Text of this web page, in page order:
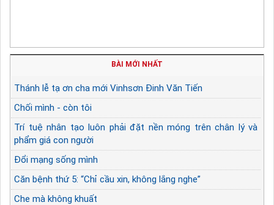
BÀI MỚI NHẤT
Thánh lễ tạ ơn cha mới Vinhsơn Đinh Văn Tiến
Chối mình - còn tôi
Trí tuệ nhân tạo luôn phải đặt nền móng trên chân lý và
phẩm giá con người
Đổi mạng sống mình
Căn bệnh thứ 5: “Chỉ cầu xin, không lắng nghe”
Che mà không khuất